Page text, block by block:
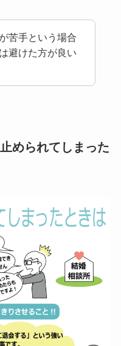
苦手という場合
避けた方が良い
められてしまった